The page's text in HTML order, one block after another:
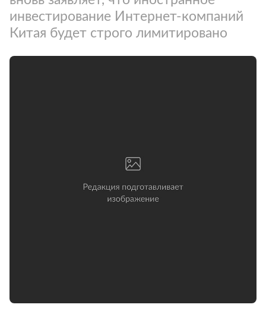
инвестирование Интернет-компаний
Китая будет строго лимитировано